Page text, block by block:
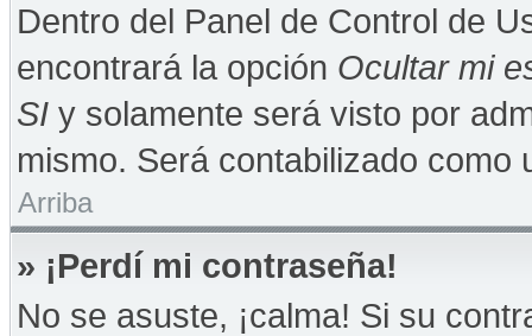
Dentro del Panel de Control de
encontrará la opción Ocultar mi
SI y solamente será visto por
mismo. Será contabilizado como
Arriba
» ¡Perdí mi contraseña!
No se asuste, ¡calma! Si su